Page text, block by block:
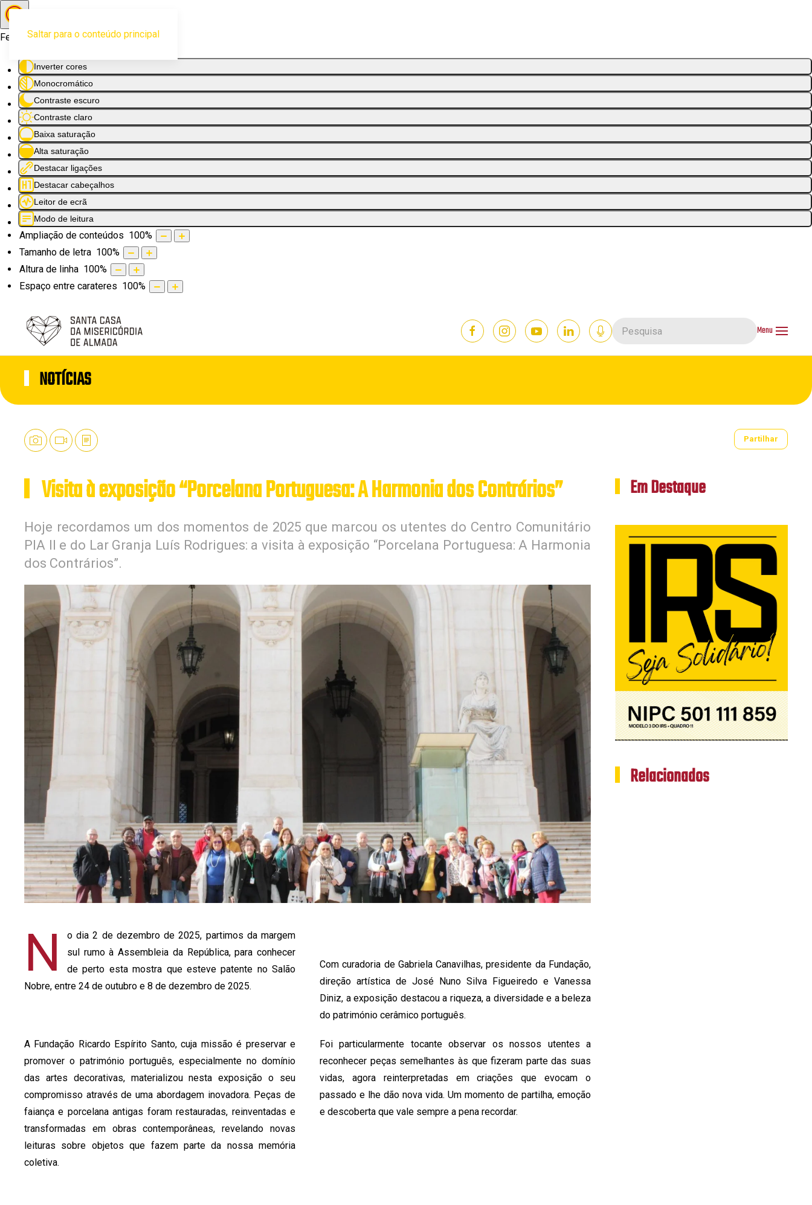
Ferramentas de acessibilidade
Inverter cores
Monocromático
Contraste escuro
Contraste claro
Baixa saturação
Alta saturação
Destacar ligações
Destacar cabeçalhos
Leitor de ecrã
Modo de leitura
Ampliação de conteúdos 100%
Tamanho de letra 100%
Altura de linha 100%
Espaço entre carateres 100%
Saltar para o conteúdo principal
Menu
NOTÍCIAS
Partilhar
Visita à exposição “Porcelana Portuguesa: A Harmonia dos Contrários”
Hoje recordamos um dos momentos de 2025 que marcou os utentes do Centro Comunitário
PIA II e do Lar Granja Luís Rodrigues: a visita à exposição “Porcelana Portuguesa: A Harmonia
dos Contrários”.
N
o dia 2 de dezembro de 2025, partimos da margem
sul rumo à Assembleia da República, para conhecer
de perto esta mostra que esteve patente no Salão
Nobre, entre 24 de outubro e 8 de dezembro de 2025.
A Fundação Ricardo Espírito Santo, cuja missão é preservar e
promover o património português, especialmente no domínio
das artes decorativas, materializou nesta exposição o seu
compromisso através de uma abordagem inovadora. Peças de
faiança e porcelana antigas foram restauradas, reinventadas e
transformadas em obras contemporâneas, revelando novas
leituras sobre objetos que fazem parte da nossa memória
coletiva.
Com curadoria de Gabriela Canavilhas, presidente da Fundação,
direção artística de José Nuno Silva Figueiredo e Vanessa
Diniz, a exposição destacou a riqueza, a diversidade e a beleza
do património cerâmico português.
Foi particularmente tocante observar os nossos utentes a
reconhecer peças semelhantes às que fizeram parte das suas
vidas, agora reinterpretadas em criações que evocam o
passado e lhe dão nova vida. Um momento de partilha, emoção
e descoberta que vale sempre a pena recordar.
Em Destaque
Relacionados